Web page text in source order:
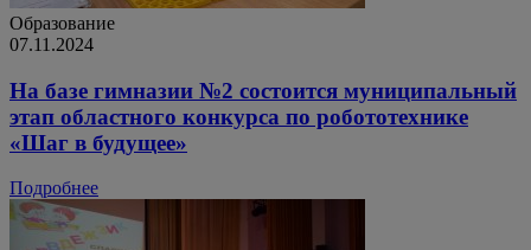
Образование
07.11.2024
На базе гимназии №2 состоится муниципальный
этап областного конкурса по робототехнике
«Шаг в будущее»
Подробнее